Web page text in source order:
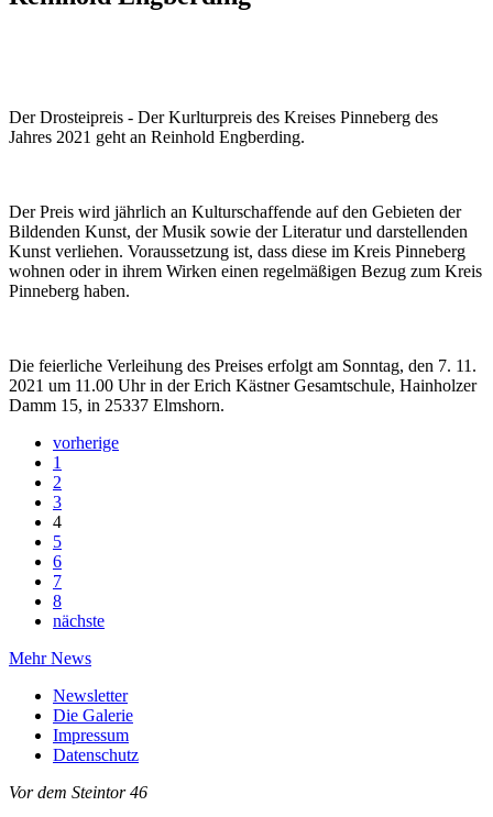
Der Drosteipreis - Der Kurlturpreis des Kreises Pinneberg des
Jahres 2021 geht an Reinhold Engberding.
Der Preis wird jährlich an Kulturschaffende auf den Gebieten der
Bildenden Kunst, der Musik sowie der Literatur und darstellenden
Kunst verliehen. Voraussetzung ist, dass diese im Kreis Pinneberg
wohnen oder in ihrem Wirken einen regelmäßigen Bezug zum Kreis
Pinneberg haben.
Die feierliche Verleihung des Preises erfolgt am Sonntag, den 7. 11.
2021 um 11.00 Uhr in der Erich Kästner Gesamtschule, Hainholzer
Damm 15, in 25337 Elmshorn.
vorherige
1
2
3
4
5
6
7
8
nächste
Mehr News
Newsletter
Die Galerie
Impressum
Datenschutz
Vor dem Steintor 46